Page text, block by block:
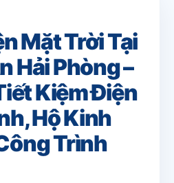
Mặt Trời Tại
Hải Phòng –
Kiệm Điện
Hộ Kinh
Trình